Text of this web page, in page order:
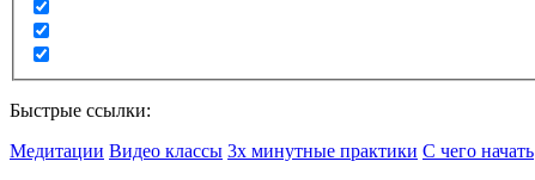
Быстрые ссылки:
Медитации Видео классы 3х минутные практики С чего начать